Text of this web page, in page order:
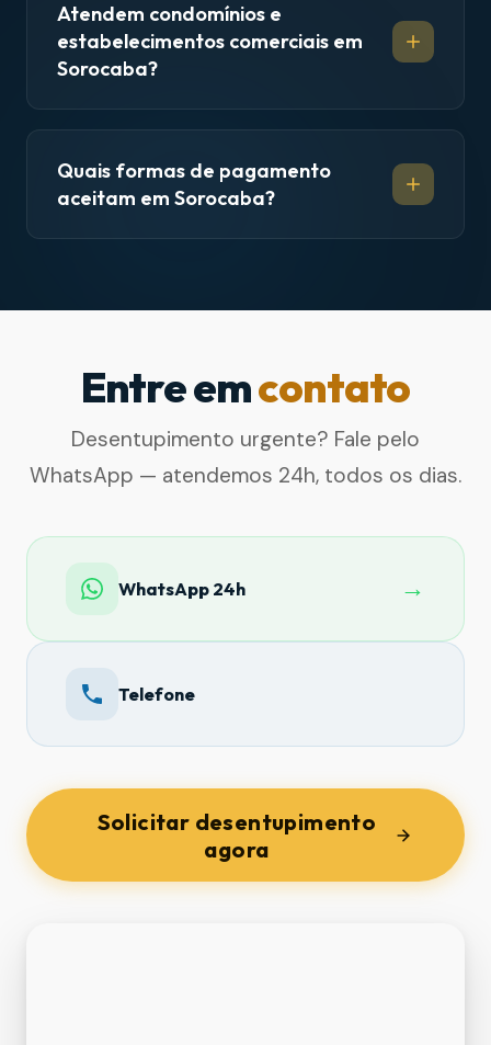
Atendem condomínios e
estabelecimentos comerciais em
Sorocaba?
Quais formas de pagamento
aceitam em Sorocaba?
Entre emcontato
Desentupimento urgente? Fale pelo
WhatsApp — atendemos 24h, todos os dias.
WhatsApp 24h →
Telefone
Solicitar desentupimento
agora